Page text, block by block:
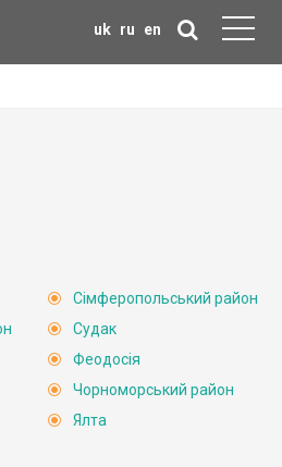
uk ru en
Сімферопольський район
Судак
Феодосія
Чорноморський район
Ялта